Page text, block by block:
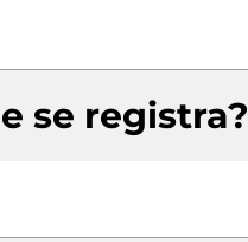
se registra?